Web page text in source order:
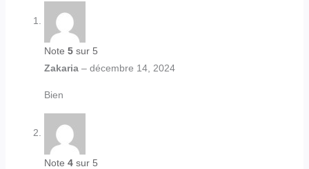
Note 5sur 5
Zakaria – décembre 14, 2024
Bien
Note 4sur 5